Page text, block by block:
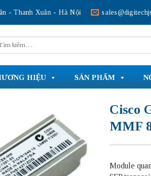
- Thanh Xuân - Hà Nội
HIỆU SẢN PHẨM
Cisco
MMF
Module